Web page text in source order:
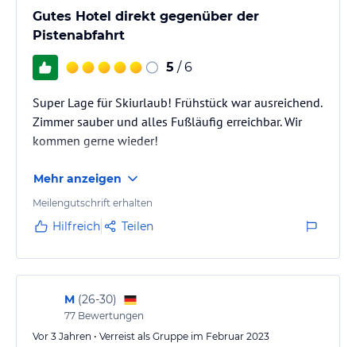
Gutes Hotel direkt gegenüber der
Pistenabfahrt
5 / 6
Super Lage für Skiurlaub! Frühstück war ausreichend.
Zimmer sauber und alles Fußläufig erreichbar. Wir
kommen gerne wieder!
Mehr anzeigen
Meilengutschrift erhalten
Hilfreich Teilen
M (26-30)
77 Bewertungen
Vor 3 Jahren • Verreist als Gruppe im Februar 2023